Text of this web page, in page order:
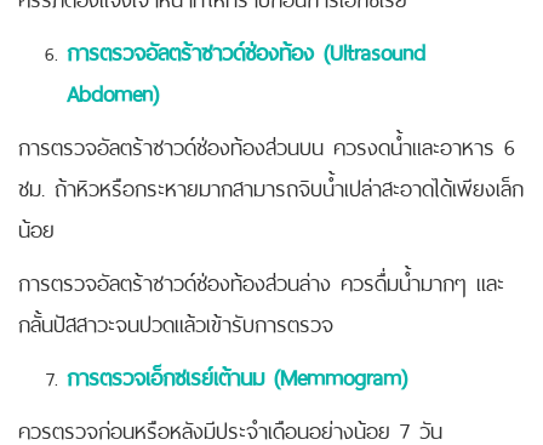
การตรวจอัลตร้าซาวด์ช่องท้อง (Ultrasound
Abdomen)
การตรวจอัลตร้าซาวด์ช่องท้องส่วนบน ควรงดน้ำและอาหาร 6
ชม. ถ้าหิวหรือกระหายมากสามารถจิบน้ำเปล่าสะอาดได้เพียงเล็ก
น้อย
การตรวจอัลตร้าซาวด์ช่องท้องส่วนล่าง ควรดื่มน้ำมากๆ และ
กลั้นปัสสาวะจนปวดแล้วเข้ารับการตรวจ
การตรวจเอ็กซเรย์เต้านม (Memmogram)
ควรตรวจก่อนหรือหลังมีประจำเดือนอย่างน้อย 7 วัน